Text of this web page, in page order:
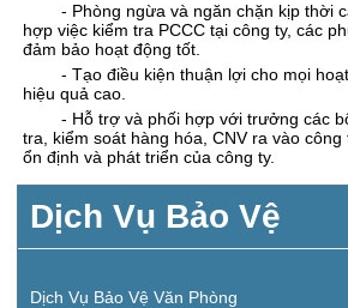
- Phòng ngừa và ngăn chặn kịp thời
hợp việc kiểm tra PCCC tại công ty, các
đảm bảo hoạt động tốt.
- Tạo điều kiện thuận lợi cho mọi hoạt
hiệu quả cao.
- Hỗ trợ và phối hợp với trưởng các bộ
tra, kiểm soát hàng hóa, CNV ra vào
ổn định và phát triển của công ty.
Dịch Vụ Bảo Vệ
Dịch Vụ Bảo Vệ Văn Phòng